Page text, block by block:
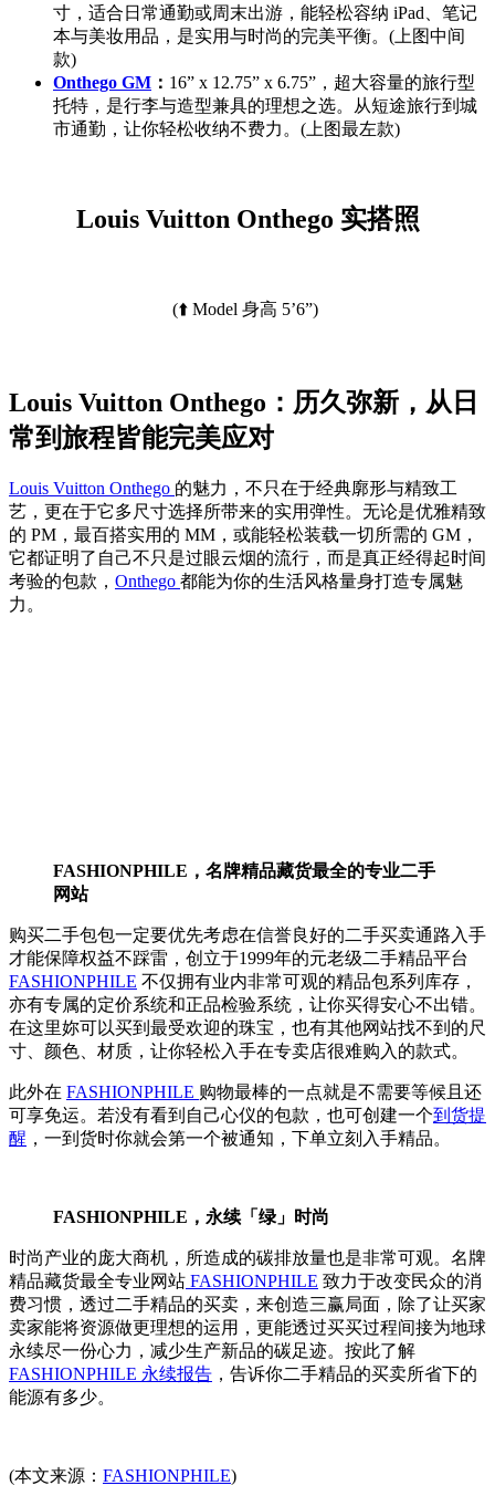
寸，适合日常通勤或周末出游，能轻松容纳 iPad、笔记
本与美妆用品，是实用与时尚的完美平衡。(上图中间
款)
Onthego GM ： 16” x 12.75” x 6.75”，超大容量的旅行型
托特，是行李与造型兼具的理想之选。从短途旅行到城
市通勤，让你轻松收纳不费力。(上图最左款)
Louis Vuitton Onthego 实搭照
(⬆️ Model 身高 5’6”)
Louis Vuitton Onthego：历久弥新，从日
常到旅程皆能完美应对
Louis Vuitton Onthego 的魅力，不只在于经典廓形与精致工
艺，更在于它多尺寸选择所带来的实用弹性。无论是优雅精致
的 PM，最百搭实用的 MM，或能轻松装载一切所需的 GM，
它都证明了自己不只是过眼云烟的流行，而是真正经得起时间
考验的包款， Onthego 都能为你的生活风格量身打造专属魅
力。
FASHIONPHILE，名牌精品藏货最全的专业二手
网站
购买二手包包一定要优先考虑在信誉良好的二手买卖通路入手
才能保障权益不踩雷，创立于1999年的元老级二手精品平台
FASHIONPHILE 不仅拥有业内非常可观的精品包系列库存，
亦有专属的定价系统和正品检验系统，让你买得安心不出错。
在这里妳可以买到最受欢迎的珠宝，也有其他网站找不到的尺
寸、颜色、材质，让你轻松入手在专卖店很难购入的款式。
此外在 FASHIONPHILE 购物最棒的一点就是不需要等候且还
可享免运。若没有看到自己心仪的包款，也可创建一个到货提
醒 ，一到货时你就会第一个被通知，下单立刻入手精品。
FASHIONPHILE，永续「绿」时尚
时尚产业的庞大商机，所造成的碳排放量也是非常可观。名牌
精品藏货最全专业网站 FASHIONPHILE 致力于改变民众的消
费习惯，透过二手精品的买卖，来创造三赢局面，除了让买家
卖家能将资源做更理想的运用，更能透过买买过程间接为地球
永续尽一份心力，减少生产新品的碳足迹。按此了解
FASHIONPHILE 永续报告 ，告诉你二手精品的买卖所省下的
能源有多少。
(本文来源： FASHIONPHILE)